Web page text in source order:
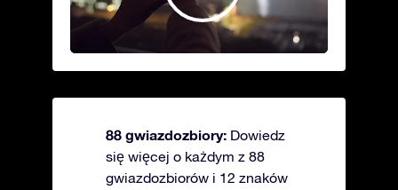
88 gwiazdozbiory: Dowiedz
się więcej o każdym z 88
gwiazdozbiorów i 12 znaków